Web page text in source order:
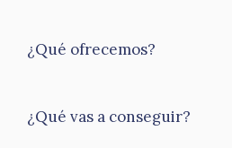
¿Qué ofrecemos?
¿Qué vas a conseguir?